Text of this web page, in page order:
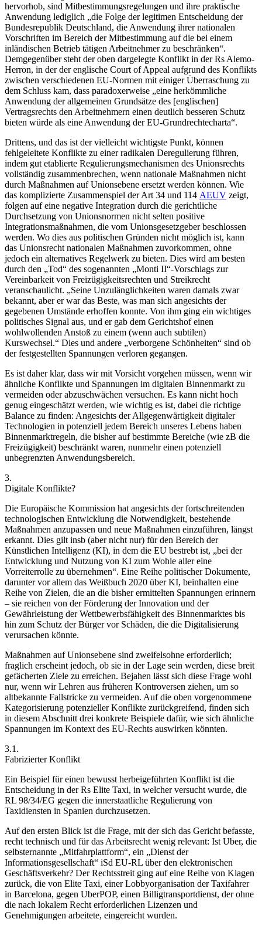
hervorhob, sind Mitbestimmungsregelungen und ihre praktische
Anwendung lediglich „die Folge der legitimen Entscheidung der
Bundesrepublik Deutschland, die Anwendung ihrer nationalen
Vorschriften im Bereich der Mitbestimmung auf die bei einem
inländischen Betrieb tätigen Arbeitnehmer zu beschränken“.
Demgegenüber steht der oben dargelegte Konflikt in der Rs Alemo-
Herron, in der der englische Court of Appeal aufgrund des Konflikts
zwischen verschiedenen EU-Normen mit einiger Überraschung zu
dem Schluss kam, dass paradoxerweise „eine herkömmliche
Anwendung der allgemeinen Grundsätze des [englischen]
Vertragsrechts den Arbeitnehmern einen deutlich besseren Schutz
bieten würde als eine Anwendung der EU-Grundrechtecharta“.
Drittens, und das ist der vielleicht wichtigste Punkt, können
fehlgeleitete Konflikte zu einer radikalen Deregulierung führen,
indem gut etablierte Regulierungsmechanismen des Unionsrechts
vollständig zusammenbrechen, wenn nationale Maßnahmen nicht
durch Maßnahmen auf Unionsebene ersetzt werden können. Wie
das komplizierte Zusammenspiel der Art 34 und 114 AEUV zeigt,
folgen auf eine negative Integration durch die gerichtliche
Durchsetzung von Unionsnormen nicht selten positive
Integrationsmaßnahmen, die vom Unionsgesetzgeber beschlossen
werden. Wo dies aus politischen Gründen nicht möglich ist, kann
das Unionsrecht nationalen Maßnahmen zuvorkommen, ohne
jedoch ein alternatives Regelwerk zu bieten. Dies wird am besten
durch den „Tod“ des sogenannten „Monti II“-Vorschlags zur
Vereinbarkeit von Freizügigkeitsrechten und Streikrecht
veranschaulicht. „Seine Unzulänglichkeiten waren damals zwar
bekannt, aber er war das Beste, was man sich angesichts der
gegebenen Umstände erhoffen konnte. Von ihm ging ein wichtiges
politisches Signal aus, und er gab dem Gerichtshof einen
wohlwollenden Anstoß zu einem (wenn auch subtilen)
Kurswechsel.“ Dies und andere „verborgene Schönheiten“ sind ob
der festgestellten Spannungen verloren gegangen.
Es ist daher klar, dass wir mit Vorsicht vorgehen müssen, wenn wir
ähnliche Konflikte und Spannungen im digitalen Binnenmarkt zu
vermeiden oder abzuschwächen versuchen. Es kann nicht hoch
genug eingeschätzt werden, wie wichtig es ist, dabei die richtige
Balance zu finden: Angesichts der Allgegenwärtigkeit digitaler
Technologien in potenziell jedem Bereich unseres Lebens haben
Binnenmarktregeln, die bisher auf bestimmte Bereiche (wie zB die
Freizügigkeit) beschränkt waren, nunmehr einen potenziell
unbegrenzten Anwendungsbereich.
3.
Digitale Konflikte?
Die Europäische Kommission hat angesichts der fortschreitenden
technologischen Entwicklung die Notwendigkeit, bestehende
Maßnahmen anzupassen und neue Maßnahmen einzuführen, längst
erkannt. Dies gilt insb (aber nicht nur) für den Bereich der
Künstlichen Intelligenz (KI), in dem die EU bestrebt ist, „bei der
Entwicklung und Nutzung von KI zum Wohle aller eine
Vorreiterrolle zu übernehmen“. Eine Reihe politischer Dokumente,
darunter vor allem das Weißbuch 2020 über KI, beinhalten eine
Reihe von Zielen, die an die bisher ermittelten Spannungen erinnern
– sie reichen von der Förderung der Innovation und der
Gewährleistung der Wettbewerbsfähigkeit des Binnenmarktes bis
hin zum Schutz der Bürger vor Schäden, die die Digitalisierung
verursachen könnte.
Maßnahmen auf Unionsebene sind zweifelsohne erforderlich;
fraglich erscheint jedoch, ob sie in der Lage sein werden, diese breit
gefächerten Ziele zu erreichen. Bejahen lässt sich diese Frage wohl
nur, wenn wir Lehren aus früheren Kontroversen ziehen, um so
altbekannte Fallstricke zu vermeiden. Auf die oben vorgenommene
Kategorisierung potenzieller Konflikte zurückgreifend, finden sich
in diesem Abschnitt drei konkrete Beispiele dafür, wie sich ähnliche
Spannungen im Kontext des EU-Rechts auswirken könnten.
3.1.
Fabrizierter Konflikt
Ein Beispiel für einen bewusst herbeigeführten Konflikt ist die
Entscheidung in der Rs Elite Taxi, in welcher versucht wurde, die
RL 98/34/EG gegen die innerstaatliche Regulierung von
Taxidiensten in Spanien durchzusetzen.
Auf den ersten Blick ist die Frage, mit der sich das Gericht befasste,
recht technisch und für das Arbeitsrecht wenig relevant: Ist Uber, die
selbsternannte „Mitfahrplattform“, ein „Dienst der
Informationsgesellschaft“ iSd EU-RL über den elektronischen
Geschäftsverkehr? Der Rechtsstreit ging auf eine Reihe von Klagen
zurück, die von Elite Taxi, einer Lobbyorganisation der Taxifahrer
in Barcelona, gegen UberPOP, einen Billigtransportdienst, der ohne
die nach lokalem Recht erforderlichen Lizenzen und
Genehmigungen arbeitete, eingereicht wurden.